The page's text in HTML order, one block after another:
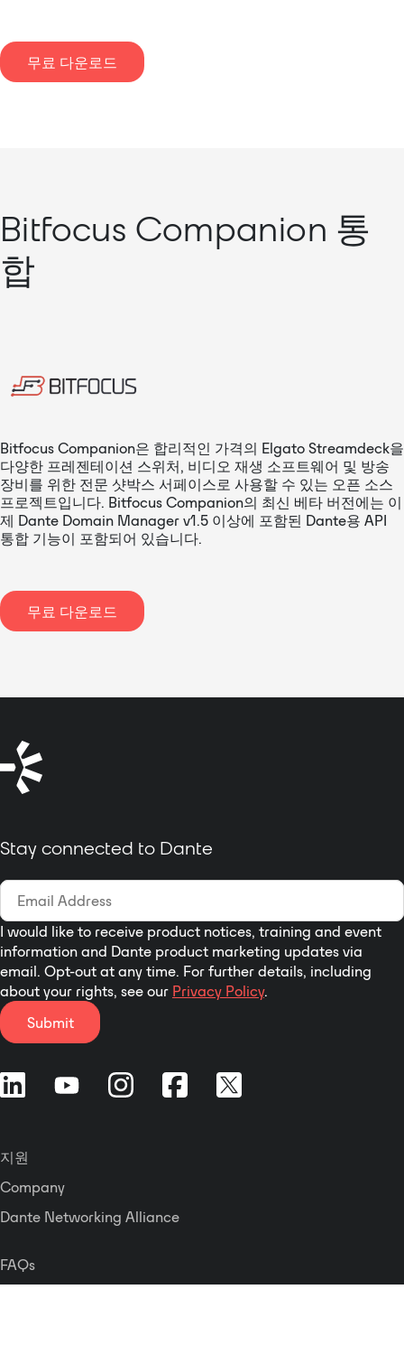
무료 다운로드
Bitfocus Companion 통
합
Bitfocus Companion은 합리적인 가격의 Elgato Streamdeck을
다양한 프레젠테이션 스위처, 비디오 재생 소프트웨어 및 방송
장비를 위한 전문 샷박스 서페이스로 사용할 수 있는 오픈 소스
프로젝트입니다. Bitfocus Companion의 최신 베타 버전에는 이
제 Dante Domain Manager v1.5 이상에 포함된 Dante용 API
통합 기능이 포함되어 있습니다.
무료 다운로드
Stay connected to Dante
I would like to receive product notices, training and event
information and Dante product marketing updates via
email. Opt-out at any time. For further details, including
about your rights, see our Privacy Policy.
Submit
지원
Company
Dante Networking Alliance
FAQs